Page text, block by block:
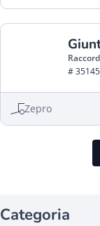
#
Zepro
Categoria